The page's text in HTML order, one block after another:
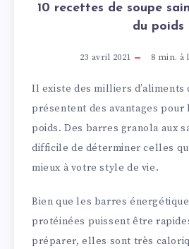
10 recettes de soupe
du poids
23 avril 2021 8 min. à
Il existe des milliers d’aliments
présentent des avantages pour
poids. Des barres granola aux
difficile de déterminer celles
mieux à votre style de vie.
Bien que les barres
protéinées puissent être
préparer, elles sont très